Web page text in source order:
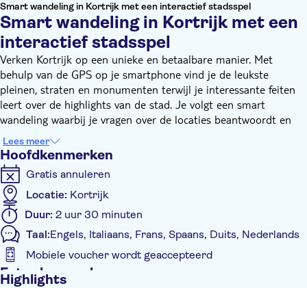
Smart wandeling in Kortrijk met een interactief stadsspel
Smart wandeling in Kortrijk met een
interactief stadsspel
Verken Kortrijk op een unieke en betaalbare manier. Met
behulp van de GPS op je smartphone vind je de leukste
pleinen, straten en monumenten terwijl je interessante feiten
leert over de highlights van de stad. Je volgt een smart
wandeling waarbij je vragen over de locaties beantwoordt en
zoekgerelateerde opdrachten vervult, en dat allemaal op je
smartphone. Tijdens deze smart wandeling bepaal je zelf waar
je stopt, je bent dus niet gebonden aan een gids.
Je wandelt naar Buda-eiland, de IJzerkaai, het Begijnhof, de
Broeltorens, de Groeningepoort, de Veemarkt, de
Stadsschouwburg en nog veel meer.
Hoe werkt het? Na je boeking ontvang je een e-mail met
instructies over hoe je de interactieve stadswandeling op je
smartphone kunt downloaden. Eenmaal bij het startpunt begin
je aan je smart wandeling door de stad, zo eenvoudig is het!
Lees meer
Hoofdkenmerken
Gratis annuleren
Locatie: Kortrijk
Duur: 2 uur 30 minuten
Taal:Engels, Italiaans, Frans, Spaans, Duits, Nederlands
Mobiele voucher wordt geaccepteerd
Extra kenmerken
Highlights